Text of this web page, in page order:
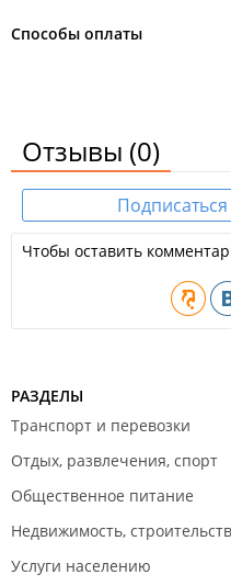
Способы оплаты
Отзывы (0)
Чтобы оставить
РАЗДЕЛЫ
Транспорт и перевозки
Отдых, развлечения, спорт
Общественное питание
Недвижимость,
Услуги населению